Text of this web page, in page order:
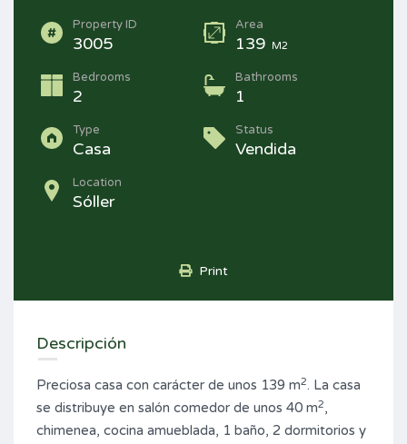
Property ID
3005
Area
139 M2
Bedrooms
2
Bathrooms
1
Type
Casa
Status
Vendida
Location
Sóller
Print
Descripción
Preciosa casa con carácter de unos 139 m2. La casa
se distribuye en salón comedor de unos 40 m2,
chimenea, cocina amueblada, 1 baño, 2 dormitorios y